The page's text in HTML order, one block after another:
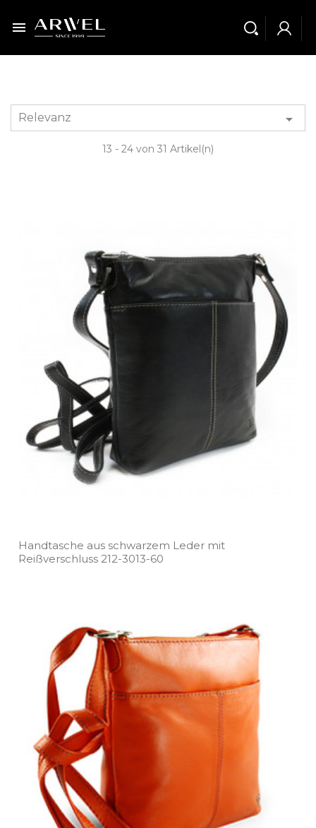

Relevanz 
13 - 24 von 31 Artikel(n)
Handtasche aus schwarzem Leder mit
Reißverschluss 212­-3013­-60